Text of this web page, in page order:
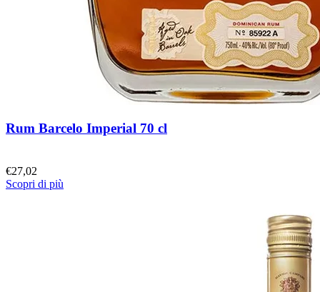
Rum Barcelo Imperial 70 cl
€27,02
Scopri di più